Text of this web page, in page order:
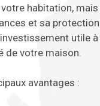
habitation,
et sa
investissement utile
de votre maison.
avantages :